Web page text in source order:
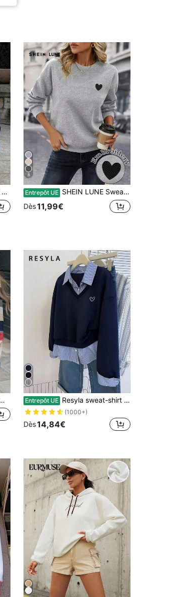
8
Entrepôt UE SHEIN LUNE Sweat-shirt décontracté, polyvalent et minimaliste pour femmes avec broderie en forme de cœur, épaules tombantes et col rond ample, idéal pour le quotidien et les trajets
Dès11,99€
Entrepôt UE Resyla sweat-shirt décontracté à manches longues, col chemise, épaules tombantes, patchwork à rayures pour femmes
(1000+)
Dès14,84€